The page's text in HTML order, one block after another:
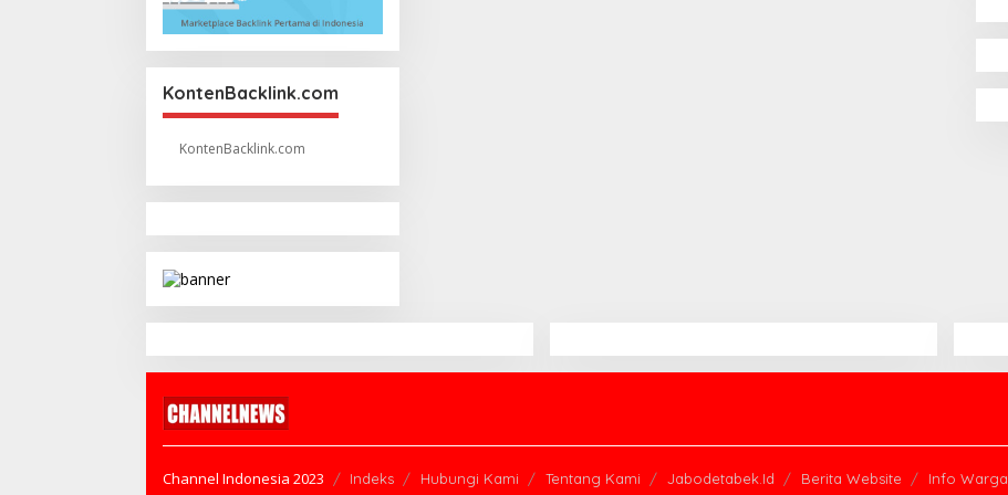
KontenBacklink.com
KontenBacklink.com
Channel Indonesia 2023 Indeks Hubungi Kami Tentang Kami Jabodetabek.Id Berita Website Info Warga